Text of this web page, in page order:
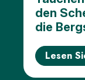
den
die
Lesen